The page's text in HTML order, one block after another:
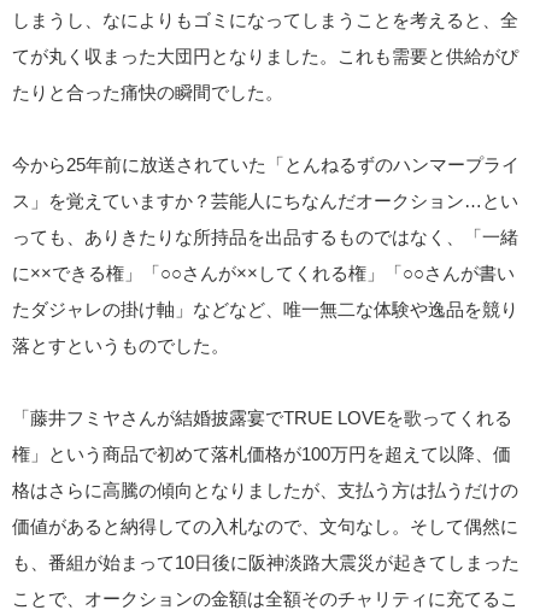
しまうし、なによりもゴミになってしまうことを考えると、全
てが丸く収まった大団円となりました。これも需要と供給がぴ
たりと合った痛快の瞬間でした。
今から25年前に放送されていた「とんねるずのハンマープライ
ス」を覚えていますか？芸能人にちなんだオークション…とい
っても、ありきたりな所持品を出品するものではなく、「一緒
に××できる権」「○○さんが××してくれる権」「○○さんが書い
たダジャレの掛け軸」などなど、唯一無二な体験や逸品を競り
落とすというものでした。
「藤井フミヤさんが結婚披露宴でTRUE LOVEを歌ってくれる
権」という商品で初めて落札価格が100万円を超えて以降、価
格はさらに高騰の傾向となりましたが、支払う方は払うだけの
価値があると納得しての入札なので、文句なし。そして偶然に
も、番組が始まって10日後に阪神淡路大震災が起きてしまった
ことで、オークションの金額は全額そのチャリティに充てるこ